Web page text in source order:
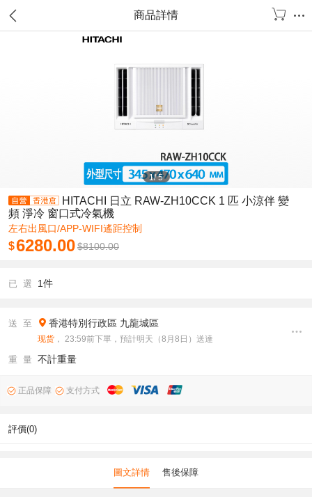
商品詳情
1/5
HITACHI 日立 RAW-ZH10CCK 1 匹 小涼伴 變
頻 淨冷 窗口式冷氣機
左右出風口/APP-WIFI遙距控制
$6280.00$8100.00
已 選 1件
送 至 香港特別行政區 九龍城區
现货 ， 23:59前下單，預計明天（8月8日）送達
重 量 不計重量
正品保障 支付方式
評價(0)
圖文詳情 售後保障